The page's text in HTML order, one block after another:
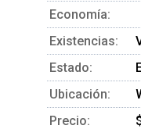
Economía:
Existencias:
Estado:
Ubicación:
Precio: